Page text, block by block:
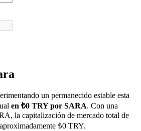
un permanecido estable esta
en ₺0 TRY por SARA. Con una
la capitalización de mercado total de
₺0 TRY.